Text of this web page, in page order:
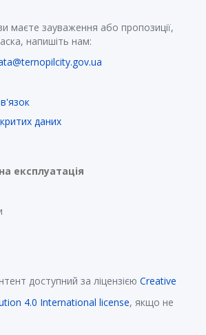
маєте зауваження або пропозиції,
напишіть нам:
даних
експлуатація
доступний за ліцензією Creative
4.0 International license, якщо не